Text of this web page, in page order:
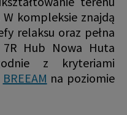
kompleksie znajdą
relaksu oraz pełna
Hub Nowa Huta
z kryteriami
BREEAM na poziomie